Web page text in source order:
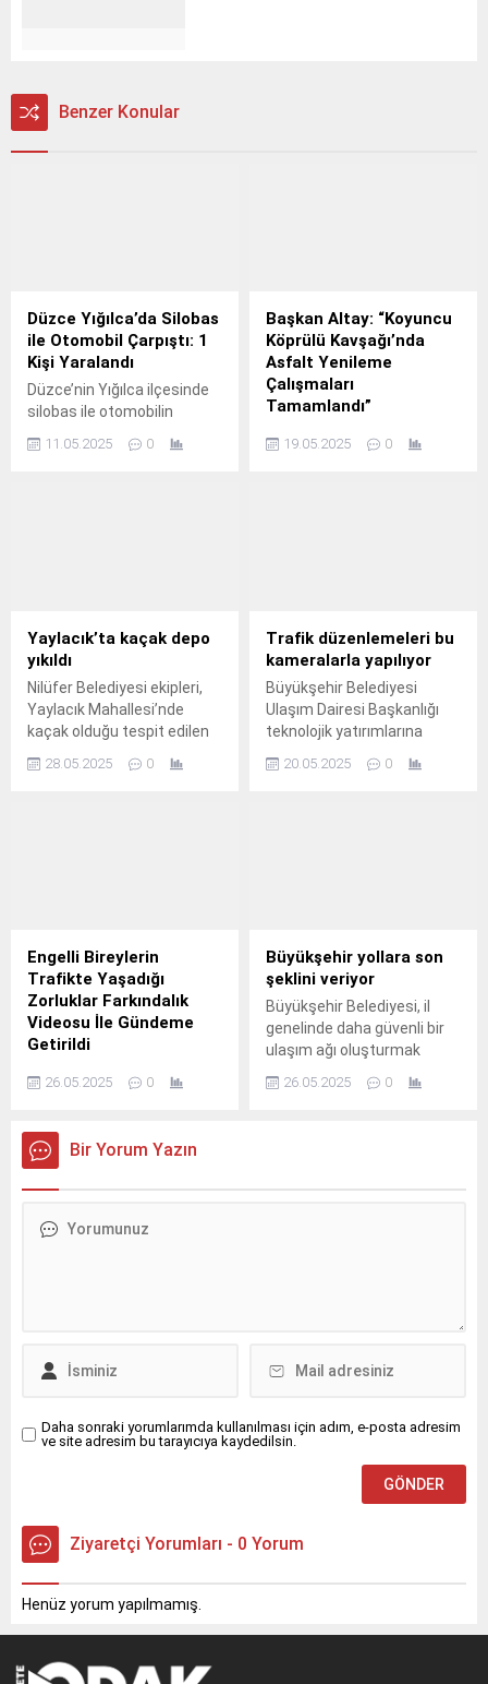
Benzer Konular
Düzce Yığılca’da Silobas
ile Otomobil Çarpıştı: 1
Kişi Yaralandı
Düzce’nin Yığılca ilçesinde
silobas ile otomobilin
yaralandı. Yaralı sürücü
Kaza, ilçeye bağlı Aksu
mevkisinde meydana geldi.
Şoför Şafak T. idaresindeki
06 EPH 434 plakalı silobas,
karşı...
11.05.2025 0
Başkan Altay: “Koyuncu
Köprülü Kavşağı’nda
Asfalt Yenileme
Çalışmaları
Tamamlandı”
Belediyesi, şehrin en yoğun
19.05.2025 0
Yaylacık’ta kaçak depo
yıkıldı
Nilüfer Belediyesi ekipleri,
Yaylacık Mahallesi’nde
kaçak olduğu tespit edilen
yıktı.
28.05.2025 0
Trafik düzenlemeleri bu
kameralarla yapılıyor
Büyükşehir Belediyesi
Ulaşım Dairesi Başkanlığı
teknolojik yatırımlarına
20.05.2025 0
Engelli Bireylerin
Trafikte Yaşadığı
Zorluklar Farkındalık
Videosu İle Gündeme
Getirildi
bireylerin trafikte
çekmek amacıyla anlamlı
bir farkındalık çalışmasına
26.05.2025 0
Büyükşehir yollara son
şeklini veriyor
Büyükşehir Belediyesi, il
genelinde daha güvenli bir
ulaşım ağı oluşturmak
çalışmaları yürütüyor.
26.05.2025 0
Bir Yorum Yazın
Daha sonraki yorumlarımda kullanılması için adım, e-posta adresim
ve site adresim bu tarayıcıya kaydedilsin.
Ziyaretçi Yorumları - 0 Yorum
Henüz yorum yapılmamış.